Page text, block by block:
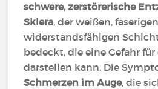
schwere, zerstörerische
Sklera, der weißen,
widerstandsfähigen
bedeckt, die eine Gefahr
darstellen kann. Die
Schmerzen im Auge, die